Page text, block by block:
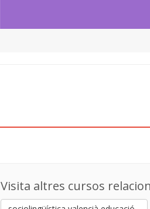
Visita altres cursos